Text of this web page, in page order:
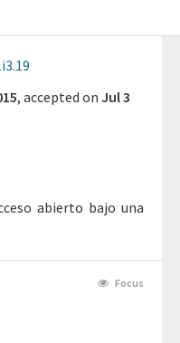
, accepted on Jul 3
abierto bajo una
Focus